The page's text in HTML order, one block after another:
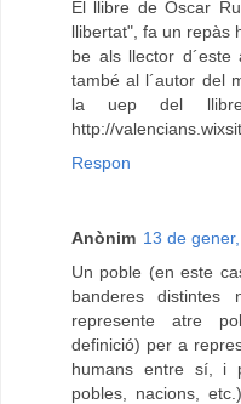
El llibre de Òscar
llibertat", fa un repàs
be als llector d´este
també al l´autor del
la uep del llibre,
http://
Respon
Anònim 13 de
Un poble (en este
banderes
represente atre
definició) per a
humans entre sí, i
pobles, nacions,